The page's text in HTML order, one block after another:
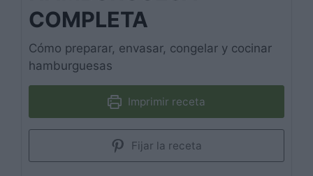
COMPLETA
Cómo preparar, envasar, congelar y cocinar
hamburguesas
Imprimir receta
Fijar la receta